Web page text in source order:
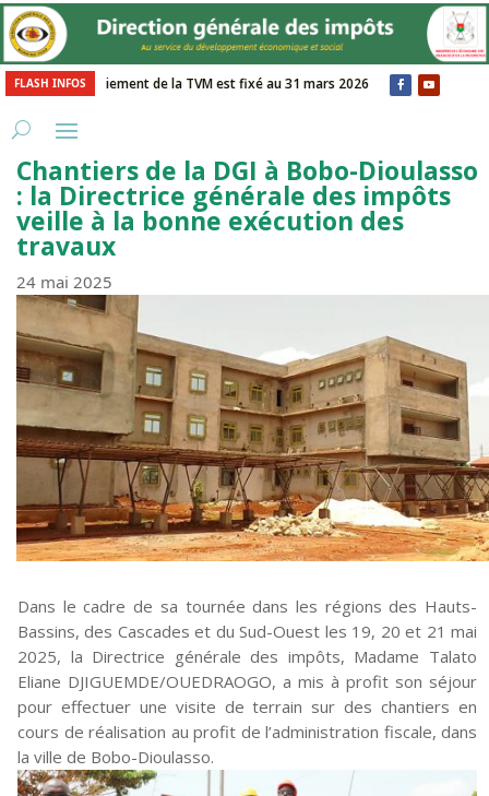
FLASH INFOS
Le délai de paiement de la TVM est fixé au 31 mars 2026 Notre
Chantiers de la DGI à Bobo-Dioulasso
: la Directrice générale des impôts
veille à la bonne exécution des
travaux
24 mai 2025
Dans le cadre de sa tournée dans les régions des Hauts-
Bassins, des Cascades et du Sud-Ouest les 19, 20 et 21 mai
2025, la Directrice générale des impôts, Madame Talato
Eliane DJIGUEMDE/OUEDRAOGO, a mis à profit son séjour
pour effectuer une visite de terrain sur des chantiers en
cours de réalisation au profit de l’administration fiscale, dans
la ville de Bobo-Dioulasso.